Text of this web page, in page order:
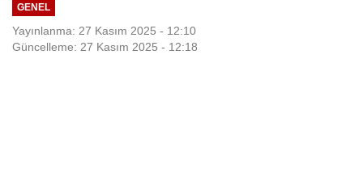
GENEL
Yayınlanma: 27 Kasım 2025 - 12:10
Güncelleme: 27 Kasım 2025 - 12:18